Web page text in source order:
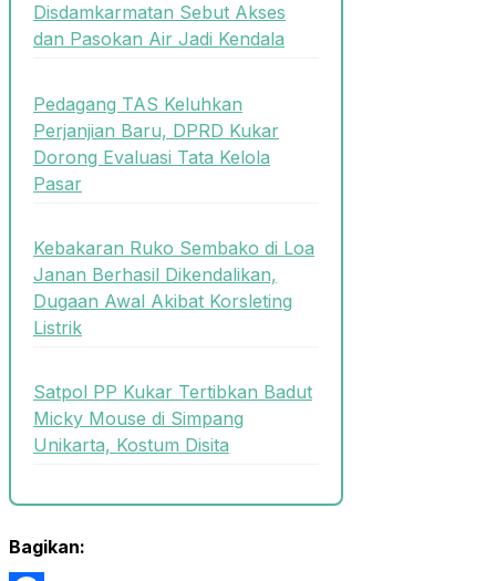
Disdamkarmatan Sebut Akses
dan Pasokan Air Jadi Kendala
Pedagang TAS Keluhkan
Perjanjian Baru, DPRD Kukar
Dorong Evaluasi Tata Kelola
Pasar
Kebakaran Ruko Sembako di Loa
Janan Berhasil Dikendalikan,
Dugaan Awal Akibat Korsleting
Listrik
Satpol PP Kukar Tertibkan Badut
Micky Mouse di Simpang
Unikarta, Kostum Disita
Bagikan: